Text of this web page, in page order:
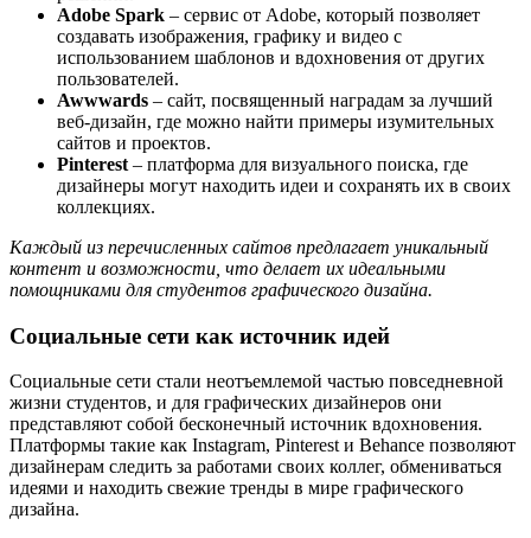
Adobe Spark – сервис от Adobe, который позволяет
создавать изображения, графику и видео с
использованием шаблонов и вдохновения от других
пользователей.
Awwwards – сайт, посвященный наградам за лучший
веб-дизайн, где можно найти примеры изумительных
сайтов и проектов.
Pinterest – платформа для визуального поиска, где
дизайнеры могут находить идеи и сохранять их в своих
коллекциях.
Каждый из перечисленных сайтов предлагает уникальный
контент и возможности, что делает их идеальными
помощниками для студентов графического дизайна.
Социальные сети как источник идей
Социальные сети стали неотъемлемой частью повседневной
жизни студентов, и для графических дизайнеров они
представляют собой бесконечный источник вдохновения.
Платформы такие как Instagram, Pinterest и Behance позволяют
дизайнерам следить за работами своих коллег, обмениваться
идеями и находить свежие тренды в мире графического
дизайна.